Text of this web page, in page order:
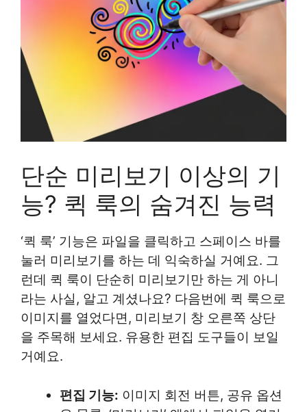
단순 미리보기 이상의 기
능? 퀵 룩의 숨겨진 능력
‘퀵 룩’ 기능은 파일을 클릭하고 스페이스 바를
눌러 미리보기를 하는 데 익숙하실 거예요. 그
런데 퀵 룩이 단순히 미리보기만 하는 게 아니
라는 사실, 알고 계셨나요? 다음번에 퀵 룩으로
이미지를 열었다면, 미리보기 창 오른쪽 상단
을 주목해 보세요. 유용한 편집 도구들이 보일
거예요.
편집 기능: 이미지 회전 버튼, 공유 옵션